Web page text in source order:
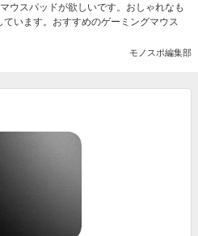
ウスパッドが欲しいです。おしゃれなも
います。おすすめのゲーミングマウス
モノスポ編集部